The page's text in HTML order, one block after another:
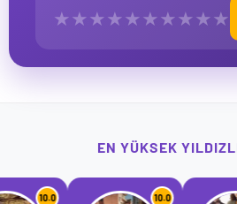
★★★★★★★★★★
EN YÜKSEK
10.0 10.0